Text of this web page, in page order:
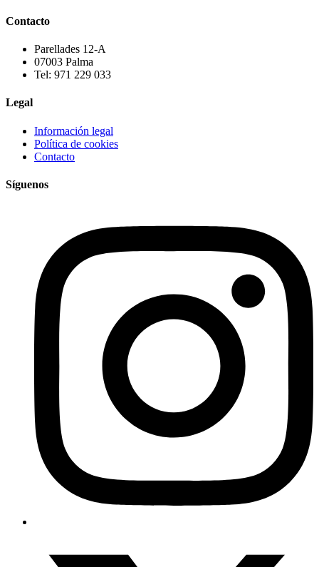
Contacto
Parellades 12-A
07003 Palma
Tel: 971 229 033
Legal
Información legal
Política de cookies
Contacto
Síguenos